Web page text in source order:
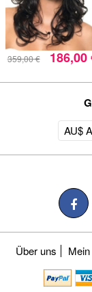
359,00 € 186,00
AU$
Über uns